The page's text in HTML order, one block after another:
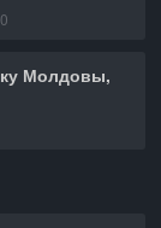
0
Молдовы,